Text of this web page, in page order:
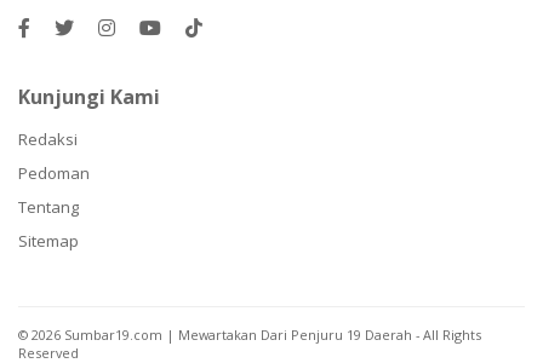
Kunjungi Kami
Redaksi
Pedoman
Tentang
Sitemap
© 2026 Sumbar19.com | Mewartakan Dari Penjuru 19 Daerah - All Rights
Reserved